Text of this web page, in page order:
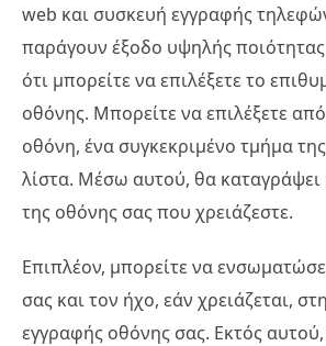
web και συσκευή εγγραφής
παράγουν έξοδο υψηλής
ότι μπορείτε να επιλέξετε το
οθόνης. Μπορείτε να επιλέξετε
οθόνη, ένα συγκεκριμένο τμήμα
λίστα. Μέσω αυτού, θα καταγράψει
της οθόνης σας που χρειάζεστε.
Επιπλέον, μπορείτε να
σας και τον ήχο, εάν χρειάζεται,
εγγραφής οθόνης σας. Εκτός αυτού,